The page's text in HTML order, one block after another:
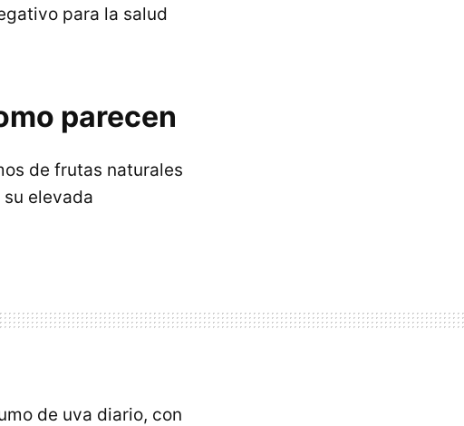
para la salud
parecen
de frutas naturales
elevada
de uva diario, con